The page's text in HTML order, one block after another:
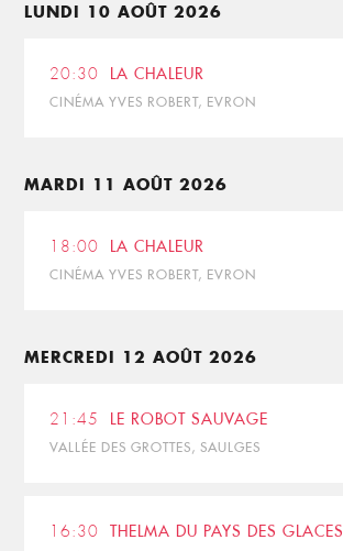
LUNDI 10 AOÛT 2026
20:30 LA CHALEUR
CINÉMA YVES ROBERT, EVRON
MARDI 11 AOÛT 2026
18:00 LA CHALEUR
CINÉMA YVES ROBERT, EVRON
MERCREDI 12 AOÛT 2026
21:45 LE ROBOT SAUVAGE
VALLÉE DES GROTTES, SAULGES
16:30 THELMA DU PAYS DES GLACES